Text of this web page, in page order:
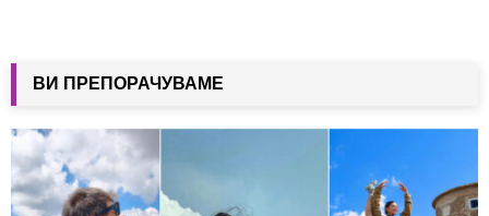
ВИ ПРЕПОРАЧУВАМЕ